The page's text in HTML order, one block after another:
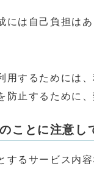
には自己負担は
用するためには
防止するために
ことに注意し
するサービス内